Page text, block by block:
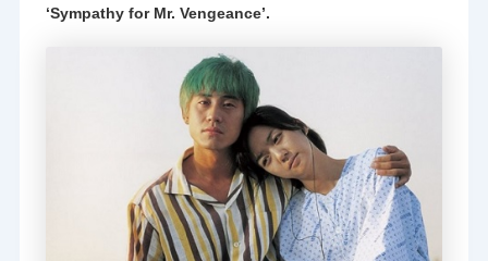
‘Sympathy for Mr. Vengeance’.